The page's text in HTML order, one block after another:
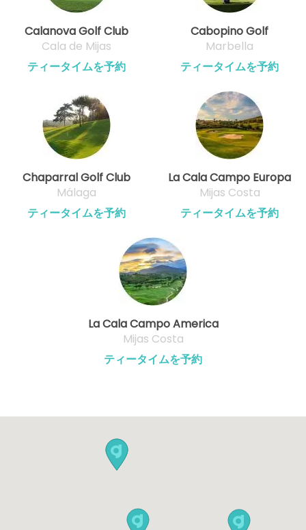
Calanova Golf Club
Cala de Mijas
ティータイムを予約
Cabopino Golf
Marbella
ティータイムを予約
Chaparral Golf Club
Málaga
ティータイムを予約
La Cala Campo Europa
Mijas Costa
ティータイムを予約
La Cala Campo America
Mijas Costa
ティータイムを予約